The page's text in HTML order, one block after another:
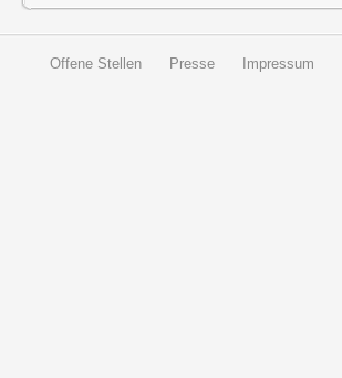
Offene Stellen Presse Impressum